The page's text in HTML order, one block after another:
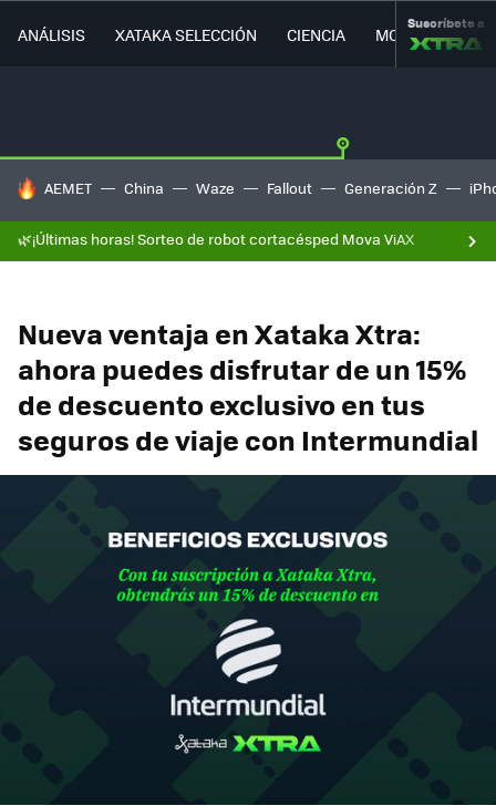
ANÁLISIS XATAKA SELECCIÓN CIENCIA MOVILIDAD
Suscríbete a
HOY SE HABLA DE
AEMET China Waze Fallout Generación Z
🌿¡Últimas horas! Sorteo de robot cortacésped Mova ViAX
Nueva ventaja en Xataka Xtra:
ahora puedes disfrutar de un 15%
de descuento exclusivo en tus
seguros de viaje con Intermundial